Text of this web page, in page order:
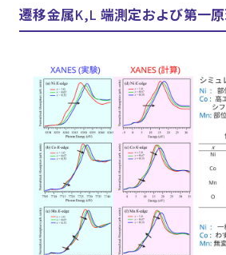
遷移金属K,L 端測定および第一